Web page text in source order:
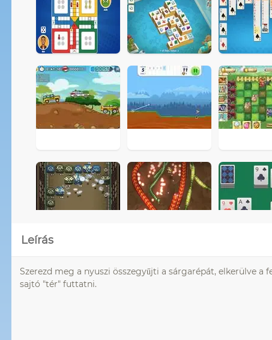
Leírás
Szerezd meg a nyuszi összegyűjti a sárgarépát, elkerülve
sajtó "tér" futtatni.